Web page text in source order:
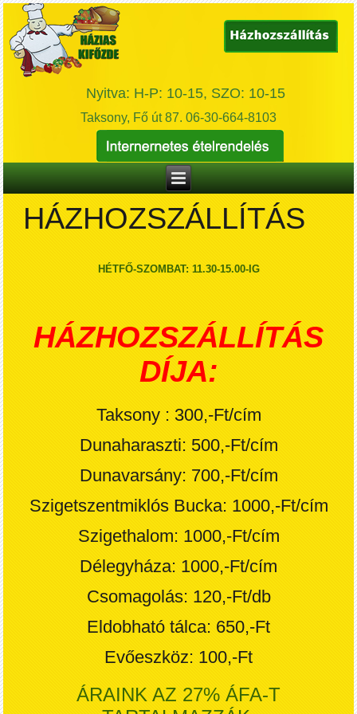
Taksony, Fő út 87. 06-30-664-8103
Nyitva: H-P: 10-15, SZO: 10-15
HÁZHOZSZÁLLÍTÁS
HÉTFŐ-SZOMBAT: 11.30-15.00-IG
HÁZHOZSZÁLLÍTÁS
DÍJA:
Taksony : 300,-Ft/cím
Dunaharaszti: 500,-Ft/cím
Dunavarsány: 700,-Ft/cím
Szigetszentmiklós Bucka: 1000,-Ft/cím
Szigethalom: 1000,-Ft/cím
Délegyháza: 1000,-Ft/cím
Csomagolás: 120,-Ft/db
Eldobható tálca: 650,-Ft
Evőeszköz: 100,-Ft
ÁRAINK AZ 27% ÁFA-T